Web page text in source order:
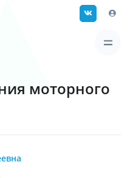
моторного